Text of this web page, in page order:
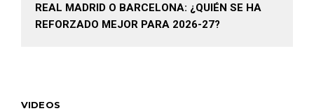
REAL MADRID O BARCELONA: ¿QUIÉN SE HA
REFORZADO MEJOR PARA 2026-27?
VIDEOS